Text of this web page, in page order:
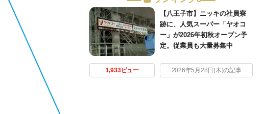
【八王子市】ニッキの社員寮
跡に、人気スーパー「ヤオコ
ー」が2026年初秋オープン予
定。従業員も大量募集中
1,933ビュー 2026年5月28日(木)の記事